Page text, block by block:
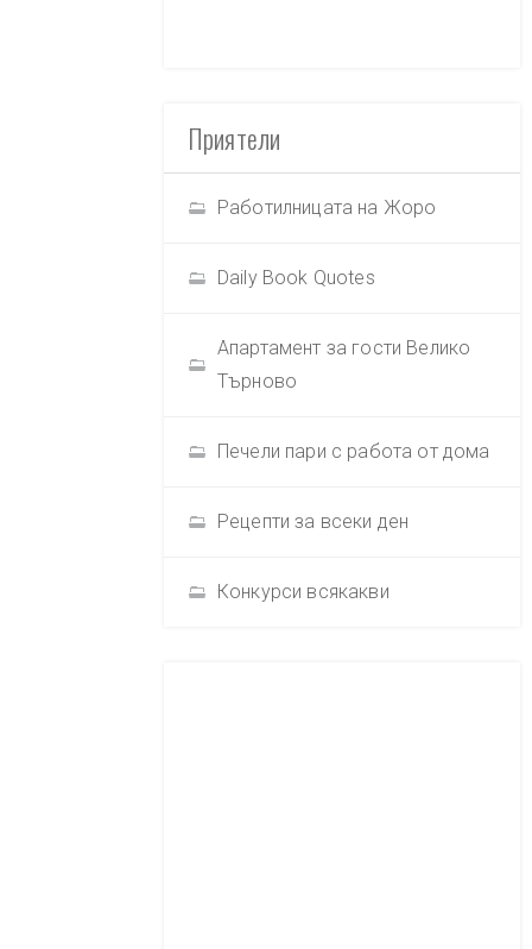
Приятели
Работилницата на Жоро
Daily Book Quotes
Апартамент за гости Велико
Търново
Печели пари с работа от дома
Рецепти за всеки ден
Конкурси всякакви